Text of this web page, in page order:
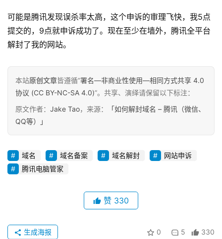
原
创
专
行
业
动
态
碎
念
工
注册
可能是腾讯发现误杀率太高，这个申诉的审理飞快，我5点
提交的，9点就申诉成功了。现在至少在墙外，腾讯全平台
解封了我的网站。
本站原创文章皆遵循“署名—非商业性使用—相同方式共享 4.0
协议 (CC BY-NC-SA 4.0)”。共享、演绎请保留以下标注：
原文作者： Jake Tao，来源：
「如何解封域名 – 腾讯（微信、
QQ等）」
域名 域名备案 域名解封
网站申诉
腾讯电脑管家
赞 330
0 5 330
生成海报